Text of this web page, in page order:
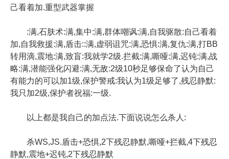
己看着加.重型武器掌握
:满,石肤术:满,集中:满,群体嘲讽:满,自我驱散:自己看着
加,自我救援:满,盾击::满,虚弱诅咒:满,恐惧:满,复仇:满,打BB
转用滴,震地:满,致盲:我就学2级.拦截:满,嘶哑:满,迟钝:满,战
略:满,潜能强化闪避:满,无敌:2级10秒足够保命了认为自己
有能力的可以加1级,保护警戒:我认为1级足够了,残忍静默:
我只加2级,保护者祝福:一级.
以上都是我自己的加点法.下面说说怎么杀人:
杀WS,JS.盾击+恐惧,2下残忍静默,嘶哑+拦截,4下残忍
静默,震地+迟钝,2下残忍静默